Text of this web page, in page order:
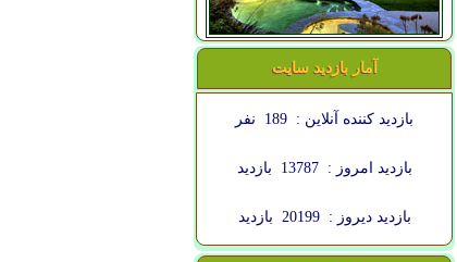
آمار بازدید سایت
بازدید کننده آنلاین : 189 نفر
بازدید امروز : 13787 بازدید
بازدید دیروز : 20199 بازدید